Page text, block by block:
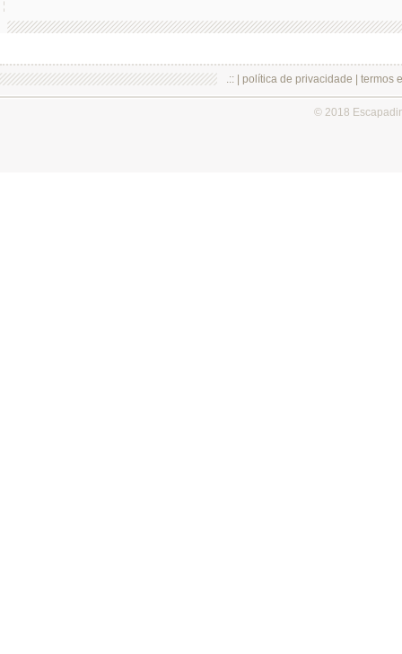
.:: | política de privacidade termos
© 2018